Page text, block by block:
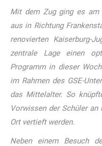
Mit dem Zug ging es am
aus in Richtung
renovierten Kaiserburg-
zentrale Lage einen
Programm in dieser
im Rahmen des GSE-
das Mittelalter. So
Vorwissen der Schüler
Ort vertieft werden.
Neben einem Besuch